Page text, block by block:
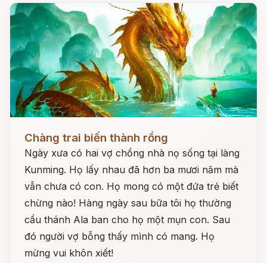
Chàng trai biến thành rồng
Ngày xưa có hai vợ chồng nhà nọ sống tại làng
Kunming. Họ lấy nhau đã hơn ba mươi năm mà
vẫn chưa có con. Họ mong có một đứa trẻ biết
chừng nào! Hàng ngày sau bữa tôi họ thường
cẩu thánh Ala ban cho họ một mụn con. Sau
đó người vợ bỗng thấy mình có mang. Họ
mừng vui khôn xiết!